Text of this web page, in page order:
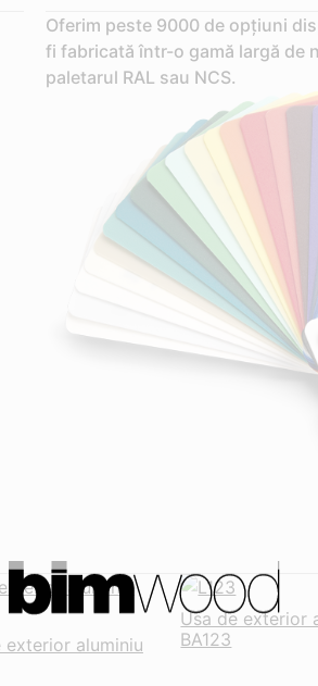
Oferim peste 9000 de opțiuni
fi fabricată într-o gamă largă de
paletarul RAL sau NCS.
exterior aluminiu
Usa de exterior
BA123